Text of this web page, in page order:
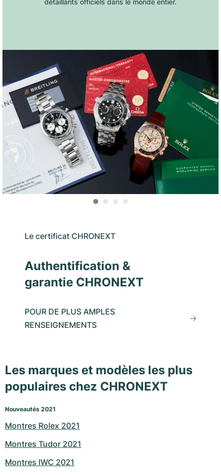
détaillants officiels dans le monde entier.
Le certificat CHRONEXT
Authentification &
garantie CHRONEXT
POUR DE PLUS AMPLES
RENSEIGNEMENTS
Les marques et modèles les plus
populaires chez CHRONEXT
Nouveautés 2021
Montres Rolex 2021
Montres Tudor 2021
Montres IWC 2021